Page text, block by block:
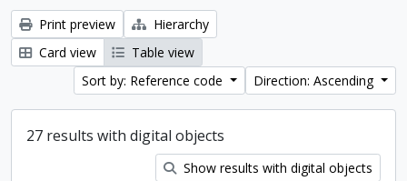
Print preview
Hierarchy
Card view
Table view
Sort by: Reference code
Direction: Ascending
27 results with digital objects
Show results with digital objects